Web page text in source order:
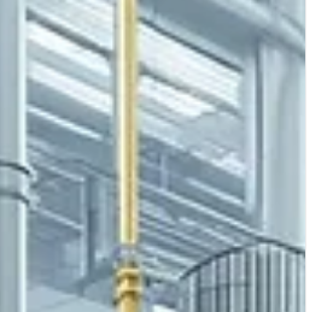
de sodium
de sodium) est un produit
le traitement industriel de l'eau et des
capacité à réguler le pH, neutraliser les
lourds et prévenir la corrosion, elle
procédés tout en protégeant les
les coûts d'exploitation.